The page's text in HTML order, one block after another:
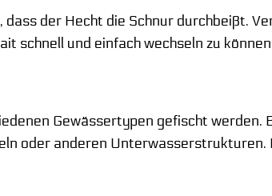
der Hecht die Schnur durchbeißt.
schnell und einfach wechseln zu
Gewässertypen gefischt werden.
oder anderen Unterwasserstrukturen.